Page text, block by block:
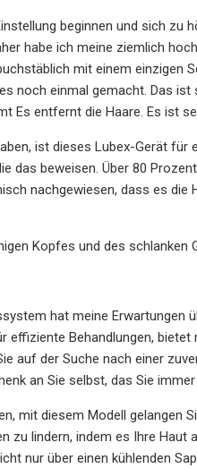
beginnen und sich zu
habe ich meine ziemlich
mit einem einzigen
noch einmal gemacht. Das
Es entfernt die Haare. Es ist
ist dieses Lubex-Gerät für
das beweisen. Über 80
nachgewiesen, dass es
Kopfes und des schlanken
hat meine
Behandlungen, bietet
auf der Suche nach einer
an Sie selbst, das Sie immer
mit diesem Modell gelangen
zu lindern, indem es Ihre Haut
nur über einen kühlenden